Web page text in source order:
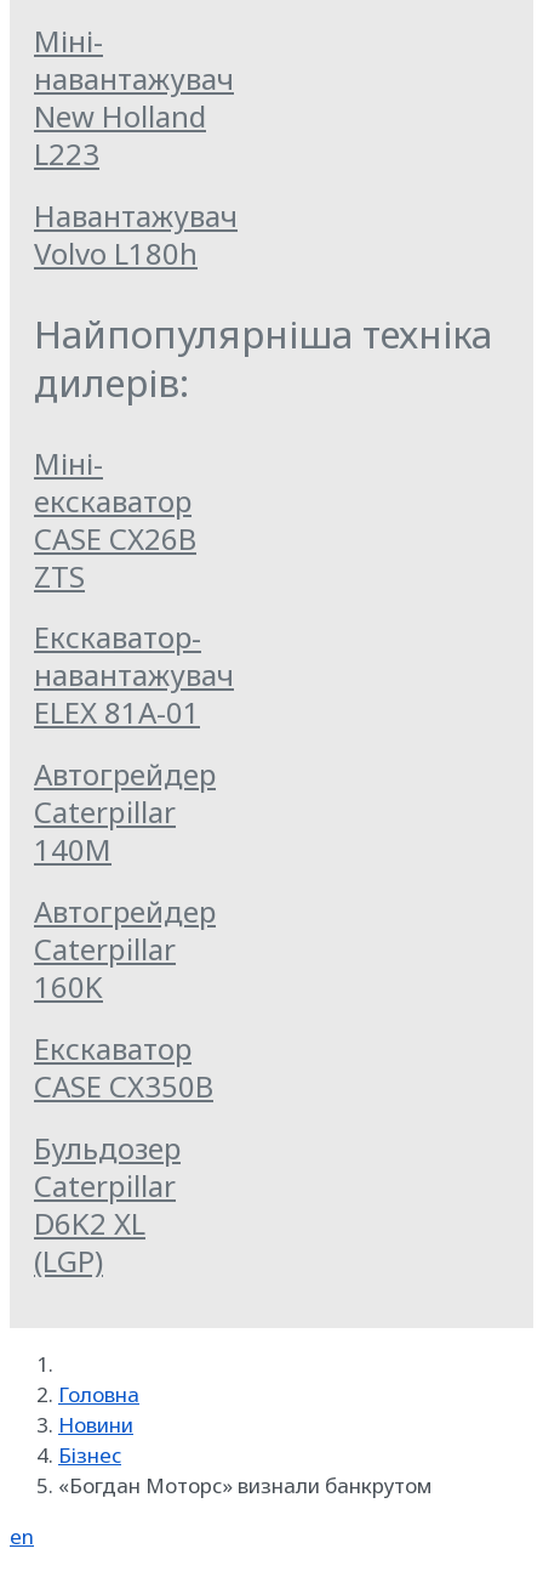
Міні-
навантажувач
New Holland
L223
Навантажувач
Volvo L180h
Найпопулярніша техніка
дилерів:
Міні-
екскаватор
CASE CX26B
ZTS
Екскаватор-
навантажувач
ELEX 81А-01
Автогрейдер
Caterpillar
140M
Автогрейдер
Caterpillar
160K
Екскаватор
CASE CX350B
Бульдозер
Caterpillar
D6K2 XL
(LGP)
Головна
Новини
Бізнес
«Богдан Моторс» визнали банкрутом
en